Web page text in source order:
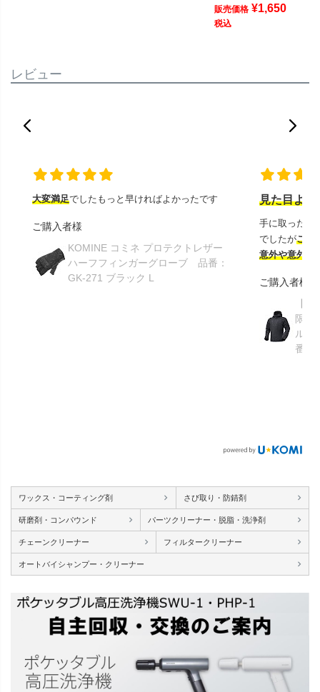
販売価格 ¥1,650
税込
レビュー
大変満足でしたもっと早ければよかったです
ご購入者様
KOMINE コミネ プロテクトレザー
ハーフフィンガーグローブ 品番：
GK-271 ブラック L
見た目より
手に取ったと
でしたがこの
意外や意外ス
ご購入者様
限り
ルメ
番：
ワックス・コーティング剤 さび取り・防錆剤
研磨剤・コンパウンド パーツクリーナー・脱脂・洗浄剤
チェーンクリーナー フィルタークリーナー
オートバイシャンプー・クリーナー